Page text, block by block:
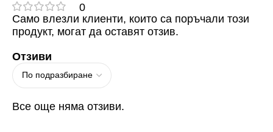
0
Отзиви
Все още няма отзиви.
Само влезли клиенти, които са поръчали този
продукт, могат да оставят отзив.